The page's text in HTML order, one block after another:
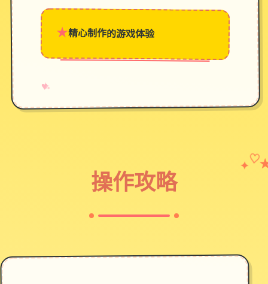
★精心制作的游戏体验
♥
✧
→
操作攻略
✦ ♡